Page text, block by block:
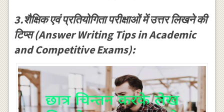
3.शैक्षिक एवं प्रतियोगिता परीक्षाओं में उत्तर लिखने की
टिप्स (Answer Writing Tips in Academic
and Competitive Exams):